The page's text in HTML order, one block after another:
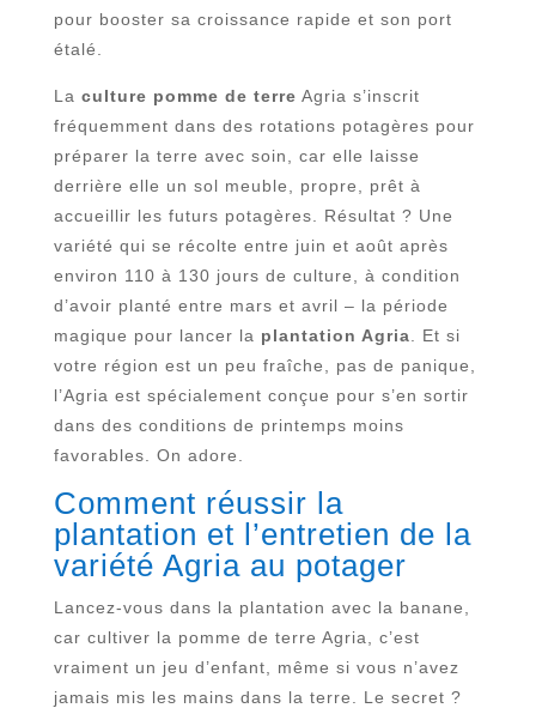
pour booster sa croissance rapide et son port
étalé.
La culture pomme de terre Agria s’inscrit
fréquemment dans des rotations potagères pour
préparer la terre avec soin, car elle laisse
derrière elle un sol meuble, propre, prêt à
accueillir les futurs potagères. Résultat ? Une
variété qui se récolte entre juin et août après
environ 110 à 130 jours de culture, à condition
d’avoir planté entre mars et avril – la période
magique pour lancer la plantation Agria . Et si
votre région est un peu fraîche, pas de panique,
l’Agria est spécialement conçue pour s’en sortir
dans des conditions de printemps moins
favorables. On adore.
Comment réussir la
plantation et l’entretien de la
variété Agria au potager
Lancez-vous dans la plantation avec la banane,
car cultiver la pomme de terre Agria, c’est
vraiment un jeu d’enfant, même si vous n’avez
jamais mis les mains dans la terre. Le secret ?